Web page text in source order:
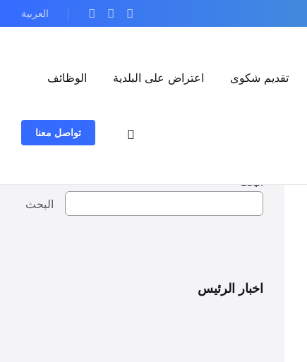
العربية
تقديم شكوى اعتراض على البلدية
الوظائف
تواصل معنا
البحث
اخبار الرئيس